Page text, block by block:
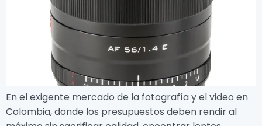
En el exigente mercado de la fotografía y el video en
Colombia, donde los presupuestos deben rendir al